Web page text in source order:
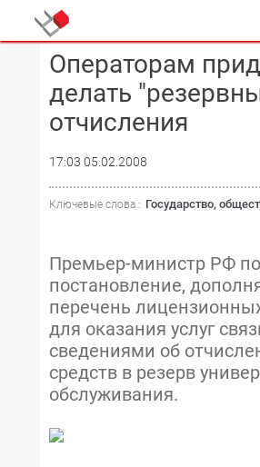
Операторам
делать
отчисления
17:03 05.02.2008
Ключевые слова : Государство,
Премьер-министр РФ
постановление,
перечень
для оказания услуг
сведениями об
средств в резерв
обслуживания.